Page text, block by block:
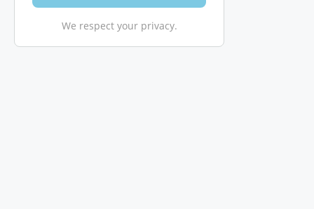
We respect your privacy.